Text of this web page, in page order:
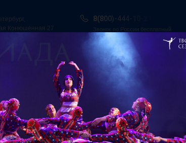
Звонок по России бесплатный
Конюшенная 27
8(800)-444-10-21
Итоги конкурсов
Всероссийская танцевальная Олимпиада